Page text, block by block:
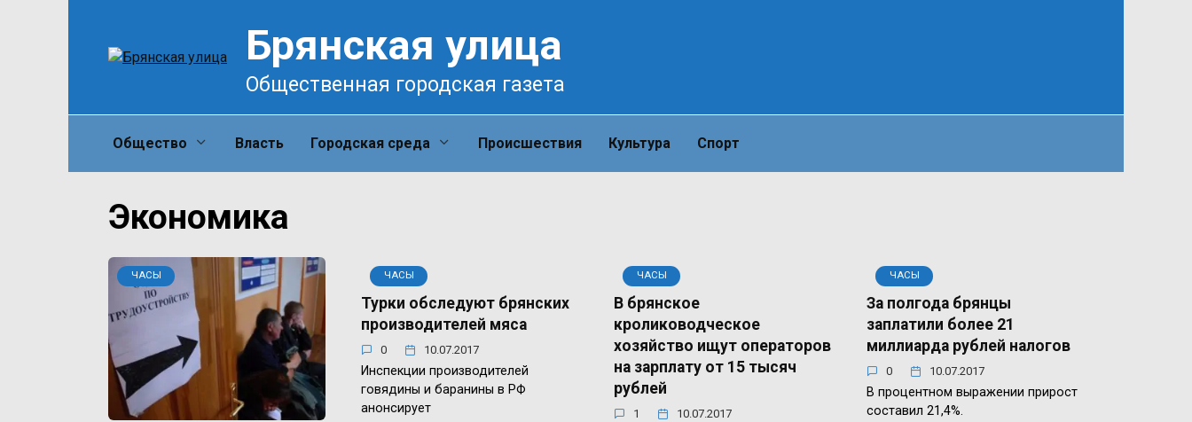
Брянская улица
Общественная городская газета
Общество Власть Городская среда Происшествия Культура Спорт
Экономика
ЧАСЫ ЧАСЫ
Турки обследуют брянских
производителей мяса
0 10.07.2017
Инспекции производителей
говядины и баранины в РФ
анонсирует
ЧАСЫ
В брянское
кролиководческое
хозяйство ищут операторов
на зарплату от 15 тысяч
рублей
1 10.07.2017
ЧАСЫ
За полгода брянцы
заплатили более 21
миллиарда рублей налогов
0 10.07.2017
В процентном выражении прирост
составил 21,4%.